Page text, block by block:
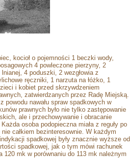
kocioł o pojemności 1 beczki wody,
4 powleczone pierzyny, 2
4 poduszki, 2 wezgłowia z
ręczniki, 1 narzuta na łóżko, 1
i kobiet przed skrzywdzeniem
zatwierdzanych przez Radę Miejską.
powodu nawału spraw spadkowych w
prawnych było nie tylko zastępowanie
ale i przechowywanie i obracanie
osoba podopieczna miała z reguły po
całkiem bezinteresownie. W każdym
spadkowej były znacznie wyższe od
spadkowej, jak o tym mówi rachunek
120 mk w porównaniu do 113 mk należnym